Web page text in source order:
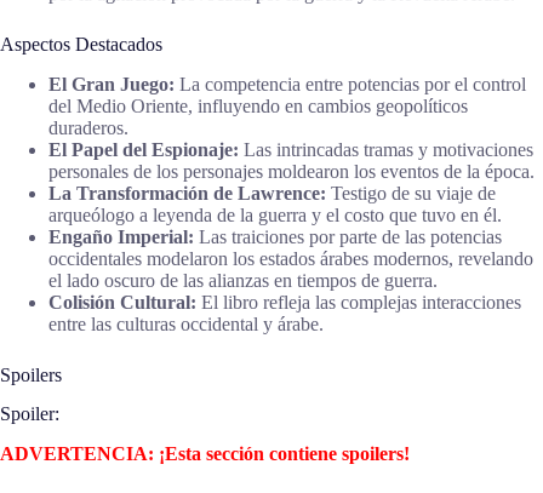
Aspectos Destacados
El Gran Juego: La competencia entre potencias por el control
del Medio Oriente, influyendo en cambios geopolíticos
duraderos.
El Papel del Espionaje: Las intrincadas tramas y motivaciones
personales de los personajes moldearon los eventos de la época.
La Transformación de Lawrence: Testigo de su viaje de
arqueólogo a leyenda de la guerra y el costo que tuvo en él.
Engaño Imperial: Las traiciones por parte de las potencias
occidentales modelaron los estados árabes modernos, revelando
el lado oscuro de las alianzas en tiempos de guerra.
Colisión Cultural: El libro refleja las complejas interacciones
entre las culturas occidental y árabe.
Spoilers
Spoiler:
ADVERTENCIA: ¡Esta sección contiene spoilers!